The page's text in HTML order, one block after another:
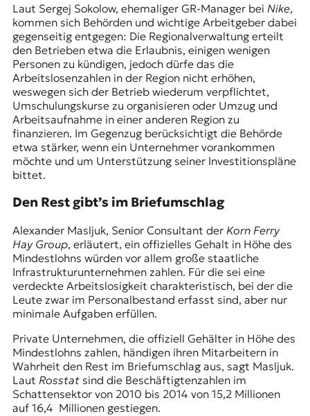
Laut Sergej Sokolow, ehemaliger GR-Manager bei Nike,
kommen sich Behörden und wichtige Arbeitgeber dabei
gegenseitig entgegen: Die Regionalverwaltung erteilt
den Betrieben etwa die Erlaubnis, einigen wenigen
Personen zu kündigen, jedoch dürfe das die
Arbeitslosenzahlen in der Region nicht erhöhen,
weswegen sich der Betrieb wiederum verpflichtet,
Umschulungskurse zu organisieren oder Umzug und
Arbeitsaufnahme in einer anderen Region zu
finanzieren. Im Gegenzug berücksichtigt die Behörde
etwa stärker, wenn ein Unternehmer vorankommen
möchte und um Unterstützung seiner Investitionspläne
bittet.
Den Rest gibt’s im Briefumschlag
Alexander Masljuk, Senior Consultant der Korn Ferry
Hay Group, erläutert, ein offizielles Gehalt in Höhe des
Mindestlohns würden vor allem große staatliche
Infrastrukturunternehmen zahlen. Für die sei eine
verdeckte Arbeitslosigkeit charakteristisch, bei der die
Leute zwar im Personalbestand erfasst sind, aber nur
minimale Aufgaben erfüllen.
Private Unternehmen, die offiziell Gehälter in Höhe des
Mindestlohns zahlen, händigen ihren Mitarbeitern in
Wahrheit den Rest im Briefumschlagaus, sagt Masljuk.
Laut Rosstatsind die Beschäftigtenzahlen im
Schattensektor von 2010 bis 2014 von 15,2 Millionen
auf 16,4 Millionen gestiegen.